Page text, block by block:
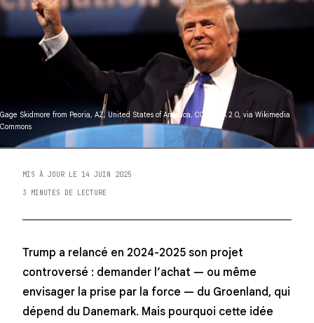
Gage Skidmore from Peoria, AZ, United States of America, CC BY-SA 2.0, via Wikimedia
Commons
MIS À JOUR LE 14 JUIN 2025
3 MINUTES DE LECTURE
Trump a relancé en 2024-2025 son projet
controversé : demander l’achat — ou même
envisager la prise par la force — du Groenland, qui
dépend du Danemark. Mais pourquoi cette idée